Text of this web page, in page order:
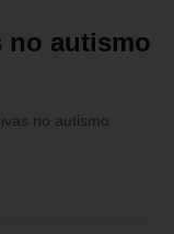
no autismo
no autismo